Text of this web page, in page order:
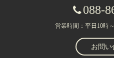
088-
営業時間：平日10時
お問い